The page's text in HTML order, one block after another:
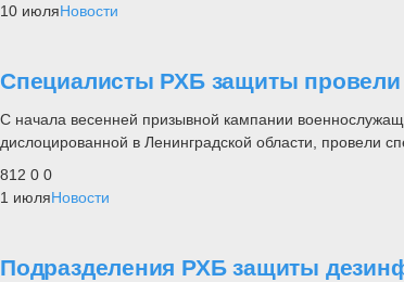
10 июляНовости
Специалисты РХБ защиты провели
С начала весенней призывной кампании
дислоцированной в Ленинградской области, провели
812 0 0
1 июляНовости
Подразделения РХБ защиты